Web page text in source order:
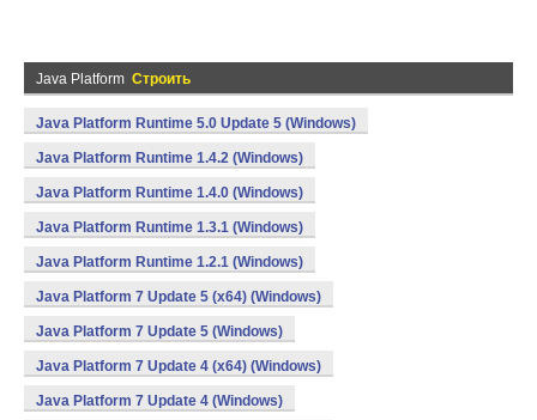
Java Platform Строить
Java Platform Runtime 5.0 Update 5 (Windows)
Java Platform Runtime 1.4.2 (Windows)
Java Platform Runtime 1.4.0 (Windows)
Java Platform Runtime 1.3.1 (Windows)
Java Platform Runtime 1.2.1 (Windows)
Java Platform 7 Update 5 (x64) (Windows)
Java Platform 7 Update 5 (Windows)
Java Platform 7 Update 4 (x64) (Windows)
Java Platform 7 Update 4 (Windows)